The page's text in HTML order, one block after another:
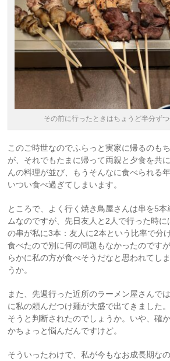
その前に行ったときはちょうど半分ず
このご時世なのでふらっと実家に帰るのも
が、それでもたまに帰って両親と夕食を共
んの料理が並び、もうそんなに食べられる
いつい食べ過ぎてしまいます。
ところで、よく行く焼き鳥屋さんは串を5
ムなのですが、先日友人と2人で行った時
の串が私に3本：友人に2本という比率で分
食べたので別に何の問題もなかったのです
らかに私の方が食べそうだなと思われてし
うか。
また、先週行った近所のラーメン屋さんで
に私の頼んだつけ麺が大盛で出てきました
そうと判断されたのでしょうか。いや、確
かちょっと悩んだんですけど。
そういったわけで、私が今もなお成長期な